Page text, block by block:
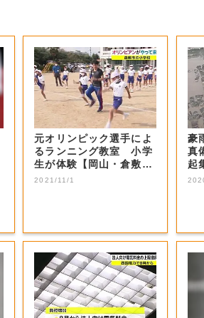
元オリンピック選手によ
るランニング教室 小学
生が体験【岡山・倉敷
市】
2021/11/1
豪
真
起